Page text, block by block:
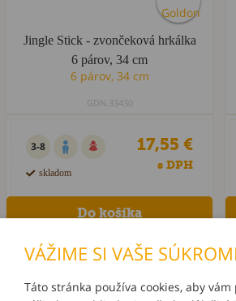
Jingle Stick - zvončeková hrkálka
6 párov, 34 cm
GDN.33430
3-8
skladom
17,55 €
s DPH
VÁŽIME SI VAŠE
Táto stránka používa cookies, aby